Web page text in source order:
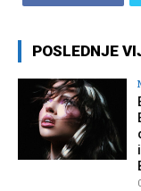
POSLEDNJE